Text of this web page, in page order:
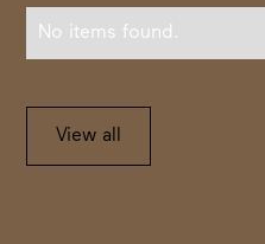
No items found.
View all